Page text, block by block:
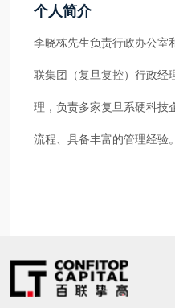
个人简介
李晓栋先生负责行政办公室
联集团（复旦复控）行政经
理，负责多家复旦系硬科技
流程、具备丰富的管理经验。